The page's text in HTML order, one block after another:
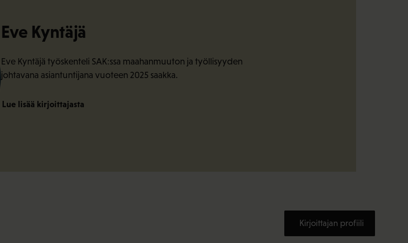
Eve Kyntäjä
Eve Kyntäjä työskenteli SAK:ssa maahanmuuton ja työllisyyden
johtavana asiantuntijana vuoteen 2025 saakka.
Lue lisää kirjoittajasta
Kirjoittajan profiili